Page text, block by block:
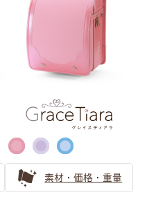
ランドセルの
イビー系の人気ランドセルを
ーのランドセル
素材・価格・重量